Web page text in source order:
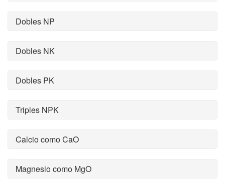
Dobles NP
Dobles NK
Dobles PK
Triples NPK
Calcio como CaO
Magnesio como MgO